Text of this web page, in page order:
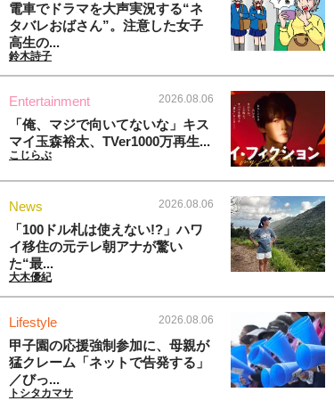
電車でドラマを大声実況する“ネ
タバレおばさん”。注意した女子
高生の...
鈴木詩子
Entertainment 2026.08.06
「俺、マジで向いてないな」キス
マイ玉森裕太、TVer1000万再生...
こじらぶ
News 2026.08.06
「100ドル札は使えない!?」ハワ
イ移住の元テレ朝アナが驚い
た“最...
大木優紀
Lifestyle 2026.08.06
甲子園の応援強制参加に、母親が
猛クレーム「ネットで告発する」
／びっ...
トシタカマサ